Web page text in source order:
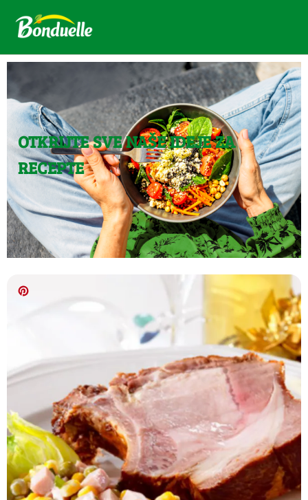
OTKRIJTE SVE NAŠE IDEJE ZA
RECEPTE